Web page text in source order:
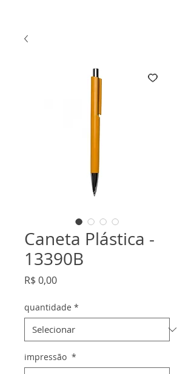
Caneta Plástica -
13390B
R$ 0,00Preço
quantidade *
impressão *